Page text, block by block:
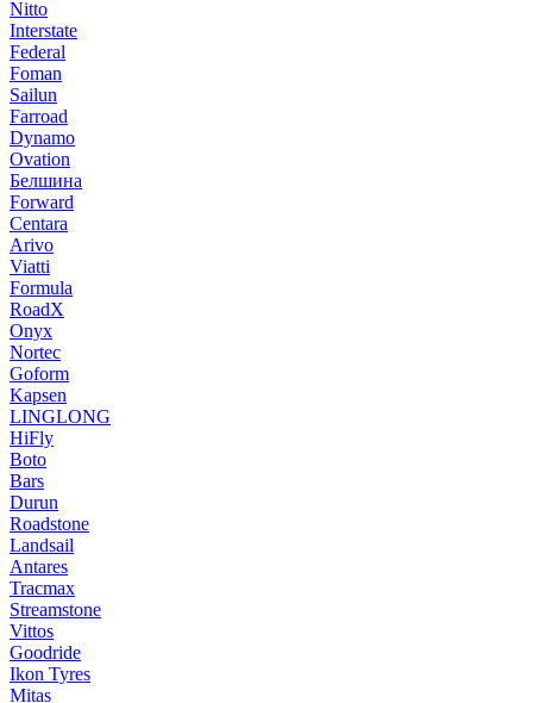
Nitto
Interstate
Federal
Foman
Sailun
Farroad
Dynamo
Ovation
Белшина
Forward
Centara
Arivo
Viatti
Formula
RoadX
Onyx
Nortec
Goform
Kapsen
LINGLONG
HiFly
Boto
Bars
Durun
Roadstone
Landsail
Antares
Tracmax
Streamstone
Vittos
Goodride
Ikon Tyres
Mitas